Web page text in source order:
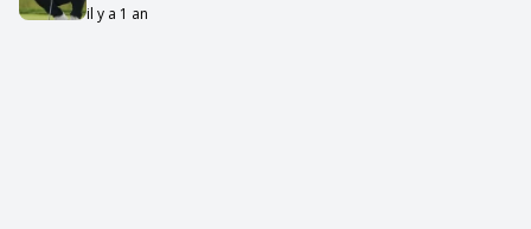
il y a 1 an